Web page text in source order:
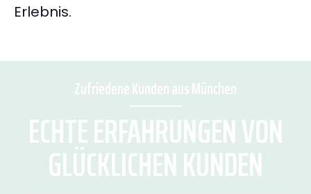
Erlebnis.
Zufriedene Kunden aus München
ECHTE ERFAHRUNGEN VON
GLÜCKLICHEN KUNDEN